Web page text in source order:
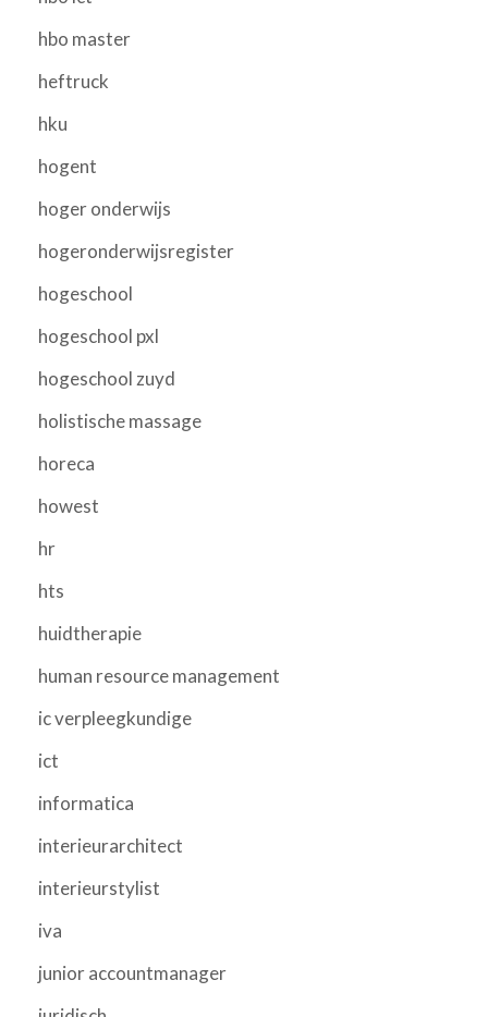
hbo master
heftruck
hku
hogent
hoger onderwijs
hogeronderwijsregister
hogeschool
hogeschool pxl
hogeschool zuyd
holistische massage
horeca
howest
hr
hts
huidtherapie
human resource management
ic verpleegkundige
ict
informatica
interieurarchitect
interieurstylist
iva
junior accountmanager